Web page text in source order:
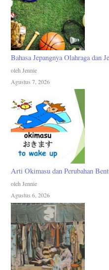
Bahasa Jepangnya Olahraga dan
oleh Jennie
Agustus 7, 2026
Arti Okimasu dan Perubahan
oleh Jennie
Agustus 6, 2026